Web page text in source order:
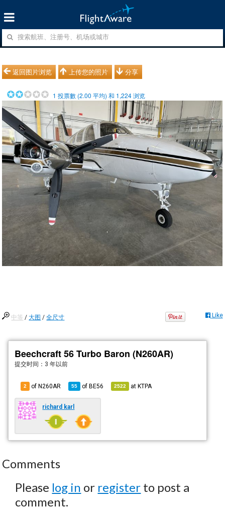
返回图片浏览 上传您的照片 分享
1 投票數 (2.00 平均) 和 1,224浏览
中等 /大图 /全尺寸 Like
Beechcraft 56 Turbo Baron (N260AR)
提交时间： 3 年以前
2 of N260AR 55 ofBE56 2522 atKTPA
richard karl
Comments
Please log in or register to post a
comment.